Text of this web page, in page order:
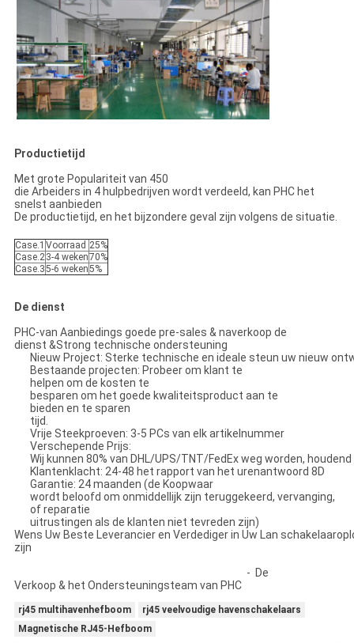
Productietijd
Met grote Populariteit van 450
die Arbeiders in 4 hulpbedrijven wordt verdeeld, kan PHC het
snelst aanbieden
De productietijd, en het bijzondere geval zijn volgens de situatie.
Case.1 Voorraad 25%
Case.23-4 weken70%
Case.35-6 weken5%
De dienst
PHC-van Aanbiedings goede pre-sales & naverkoop de
dienst &Strong technische ondersteuning
Nieuw Project: Sterke technische en ideale steun uw nieuw
Bestaande projecten: Probeer om klant te
helpen om de kosten te
besparen om het goede kwaliteitsproduct aan te
bieden en te sparen
tijd.
Vrije Steekproeven: 3-5 PCs van elk artikelnummer
Verschepende Prijs:
Wij kunnen 80% van DHL/UPS/TNT/FedEx weg worden,
Klantenklacht: 24-48 het rapport van het urenantwoord 8D
Garantie: 24 maanden (de Koopwaar
wordt beloofd om onmiddellijk zijn teruggekeerd, vervanging,
of reparatie
uitrustingen als de klanten niet tevreden zijn)
Wens Uw Beste Leverancier en Verdediger in Uw Lan
zijn
- De
Verkoop & het Ondersteuningsteam van PHC
rj45 multihavenhefboom
rj45 veelvoudige havenschakelaars
Magnetische RJ45-Hefboom